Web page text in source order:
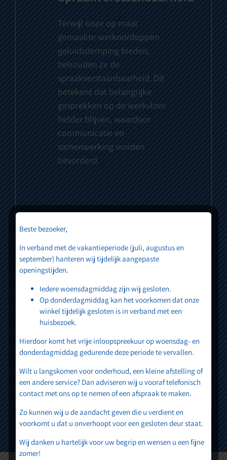
Terwijl onze op maat
gemaakte werkoordoppen
geluidsdemping bieden,
behouden ze de
spraakverstaanbaarheid. Dit
betekent dat belangrijke
gesprekken op de werkvloer
helder blijven, waardoor
communicatie en
samenwerking worden
bevorderd.
Beste bezoeker,
In verband met de vakantieperiode (juli, augustus en
september) hanteren wij tijdelijk aangepaste
openingstijden.
Iedere woensdagmiddag zijn wij gesloten.
Op donderdagmiddag kan het voorkomen dat onze
winkel tijdelijk gesloten is in verband met een
huisbezoek.
Hierdoor komt het vrije inloopspreekuur op woensdag- en
donderdagmiddag gedurende deze periode te vervallen.
Wilt u langskomen voor onderhoud, een kleine afstelling of
een andere service? Dan adviseren wij u vooraf telefonisch
contact met ons op te nemen of een afspraak te maken.
Zo kunnen wij u de aandacht geven die u verdient en
voorkomt u dat u onverhoopt voor een gesloten deur staat.
Wij danken u hartelijk voor uw begrip en wensen u een fijne
zomer!